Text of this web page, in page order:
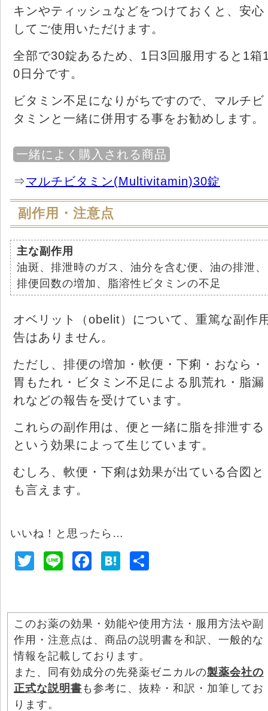
キンやティッシュなどをつけておくと、安心
してご使用いただけます。
全部で30錠あるため、1日3回服用すると1箱
0日分です。
ビタミン不足になりがちですので、マルチビ
タミンと一緒に併用する事をお勧めします。
一緒によく購入される商品
⇒マルチビタミン(Multivitamin)30錠
副作用・注意点
主な副作用
油斑、排泄時のガス、油分を含む便、油の排泄、
排便回数の増加、脂溶性ビタミンの不足
オベリット（obelit）について、重篤な副作
告はありません。
ただし、排便の増加・軟便・下痢・おなら・
胃もたれ・ビタミン不足による肌荒れ・脂漏
れなどの報告を受けています。
これらの副作用は、便と一緒に脂を排泄する
という効果によって生じています。
むしろ、軟便・下痢は効果が出ている合図と
も言えます。
いいね！と思ったら…
T
er
Li
e
b
o
o
k
H
n
a
このお薬の効果・効能や使用方法・服用方法や副
作用・注意点は、商品の説明書を和訳、一般的な
情報を記載しております。
また、同有効成分の先発薬ゼニカルの製薬会社の
正式な説明書 も参考に、抜粋・和訳・加筆してお
ります。